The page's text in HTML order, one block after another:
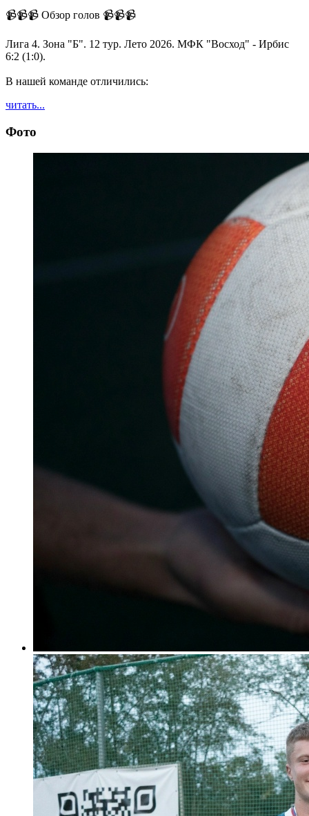
📹📹📹 Обзор голов 📹📹📹
Лига 4. Зона "Б". 12 тур. Лето 2026. МФК "Восход" - Ирбис
6:2 (1:0).
В нашей команде отличились:
читать...
Фото